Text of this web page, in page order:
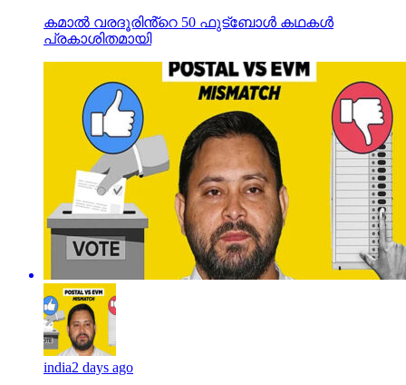
കമാൽ വരദൂരിൻ്റെ 50 ഫുട്ബോൾ കഥകൾ
പ്രകാശിതമായി
india2 days ago